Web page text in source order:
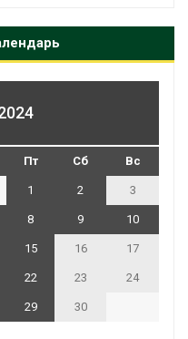
Пт Сб Вс
1 2 3
8 9 10
15 16 17
22 23 24
29
30